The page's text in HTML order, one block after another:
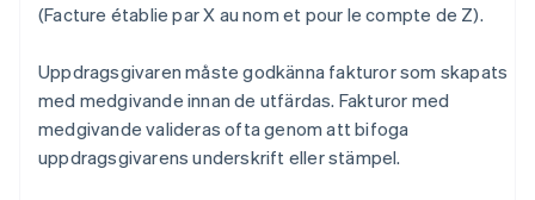
(Facture établie par X au nom et pour le compte de Z).
Uppdragsgivaren måste godkänna fakturor som skapats
med medgivande innan de utfärdas. Fakturor med
medgivande valideras ofta genom att bifoga
uppdragsgivarens underskrift eller stämpel.